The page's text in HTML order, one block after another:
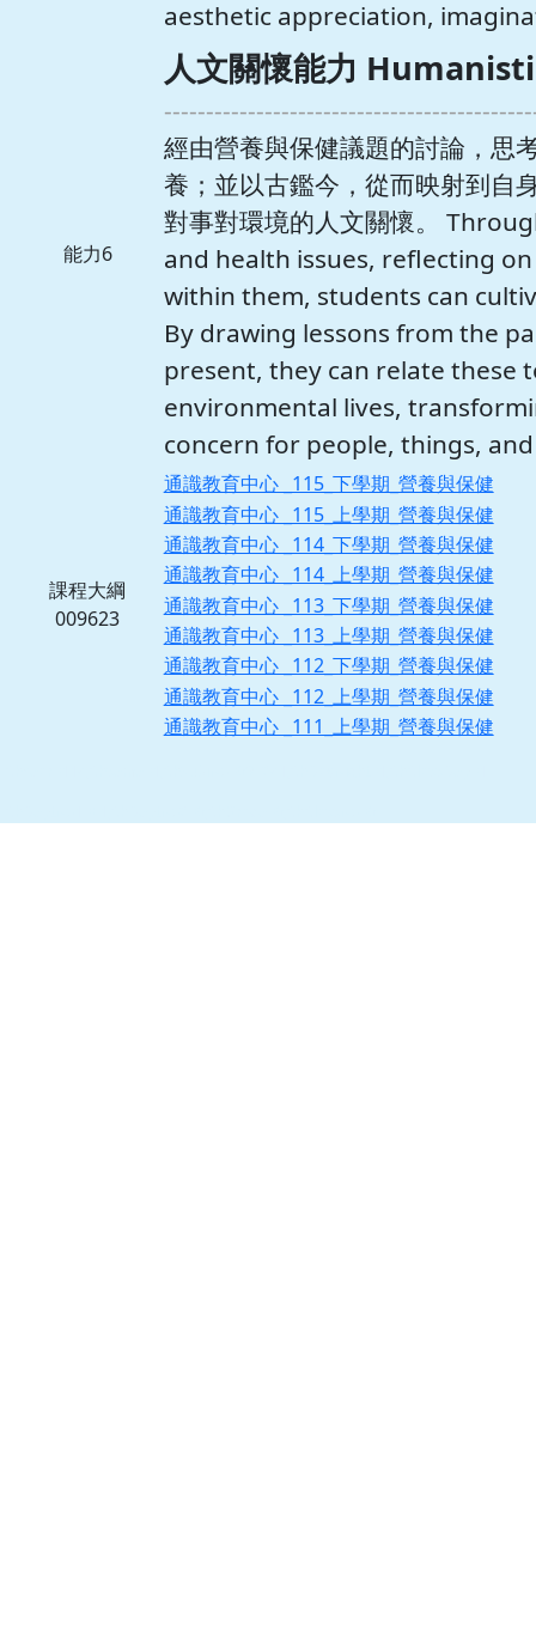
aesthetic appreciation,
能力6
人文關懷能力
經由營養與保健議題的討論，思
養；並以古鑑今，從而映射到自
對事對環境的人文關懷。
and health issues, reflecting
within them, students can
By drawing lessons from the
present, they can relate these
environmental lives,
concern for people, things,
課程大綱
009623
通識教育中心 _115_下學期_營養與保健
通識教育中心 _115_上學期_營養與保健
通識教育中心 _114_下學期_營養與保健
通識教育中心 _114_上學期_營養與保健
通識教育中心 _113_下學期_營養與保健
通識教育中心 _113_上學期_營養與保健
通識教育中心 _112_下學期_營養與保健
通識教育中心 _112_上學期_營養與保健
通識教育中心 _111_上學期_營養與保健